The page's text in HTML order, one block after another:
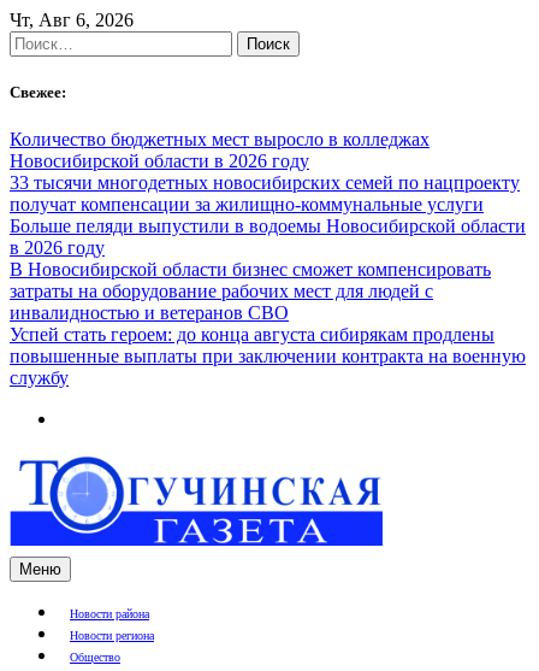
Skip
to
content
Чт, Авг 6, 2026
Найти:
Свежее:
Количество бюджетных мест выросло в колледжах
Новосибирской области в 2026 году
33 тысячи многодетных новосибирских семей по нацпроекту
получат компенсации за жилищно-коммунальные услуги
Больше пеляди выпустили в водоемы Новосибирской области
в 2026 году
В Новосибирской области бизнес сможет компенсировать
затраты на оборудование рабочих мест для людей с
инвалидностью и ветеранов СВО
Успей стать героем: до конца августа сибирякам продлены
повышенные выплаты при заключении контракта на военную
службу
Меню
Новости района
Новости региона
Общество